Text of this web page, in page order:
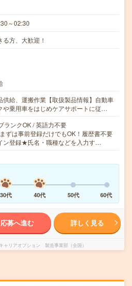
～02:30
方、大歓迎！
供給、運搬作業【取扱製品情報】自動車
や乗用車をはじめケアサポートに従…
ランクOK / 英語力不要
ずは事前登録だけでもOK！履歴書不要
ン登録★氏名・職種などを入力す…
30代 40代 50代 60代
応募へ進む 詳しく見る
ャリアオプション 製造事業部（全国）